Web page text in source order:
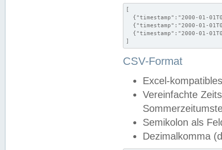
[
{"timestamp":"2000-01-
{"timestamp":"2000-01-
{"timestamp":"2000-01-
]
CSV-Format
Excel-
Vereinfachte
Semikolon als
Dezimalkomma